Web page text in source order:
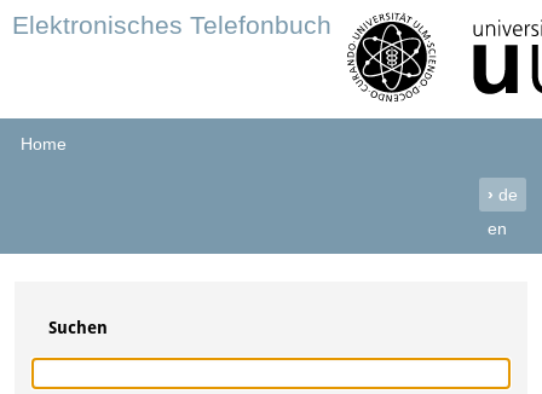
Elektronisches Telefonbuch
Home
› de
en
Suchen